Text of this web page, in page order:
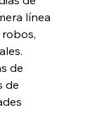
línea
de
de